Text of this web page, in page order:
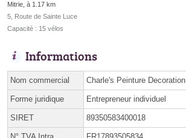
Mitrie, à 1.17 km
5, Route de Sainte Luce
Capacité : 15 vélos
Informations
Nom commercial Charle's Peinture Decoration
Forme juridique Entrepreneur individuel
SIRET 89350583400018